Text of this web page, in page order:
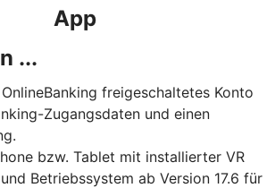
App
...
freigeschaltetes Konto
Zugangsdaten und einen
bzw. Tablet mit installierter VR
Betriebssystem ab Version 17.6 für